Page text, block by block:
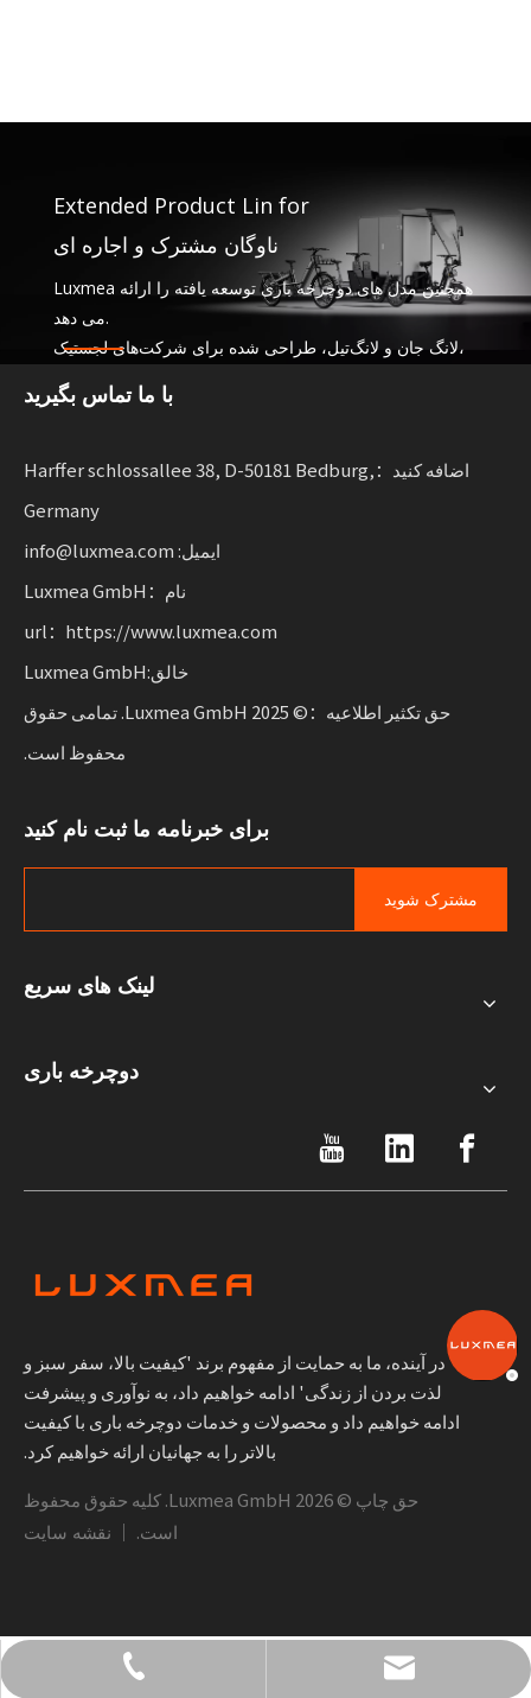
Extended Product Lin for
ناوگان مشترک و اجاره ای
Luxmea همچنین مدل های دوچرخه باری توسعه یافته را ارائه
می دهد.
لانگ جان و لانگ‌تیل، طراحی شده برای شرکت‌های لجستیک،
اشتراک خدمات و ناوگان اجاره. این راه حل ها عملکرد را با هم
دهند.
با ما تماس بگیرید
اضافه کنید：Harffer schlossallee 38, D-50181 Bedburg,
Germany
ایمیل: info@luxmea.com
نام：Luxmea GmbH
url：https://www.luxmea.com
خالق:Luxmea GmbH
حق تکثیر اطلاعیه：© 2025 Luxmea GmbH. تمامی حقوق
محفوظ است.
برای خبرنامه ما ثبت نام کنید
مشترک شوید
لینک های سریع
دوچرخه باری
در آینده، ما به حمایت از مفهوم برند 'کیفیت بالا، سفر سبز و
لذت بردن از زندگی' ادامه خواهیم داد، به نوآوری و پیشرفت
ادامه خواهیم داد و محصولات و خدمات دوچرخه باری با کیفیت
بالاتر را به جهانیان ارائه خواهیم کرد.
حق چاپ ©2026
Luxmea GmbH. کلیه حقوق محفوظ
است. ｜ نقشه سایت